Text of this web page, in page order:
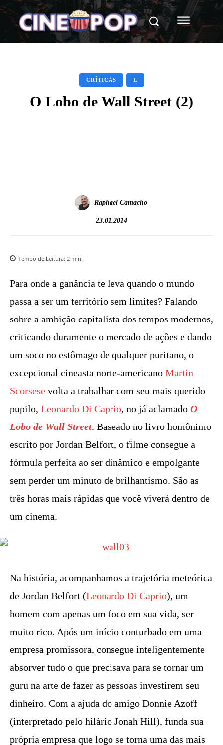
CRÍTICAS L
O Lobo de Wall Street (2)
Raphael Camacho
23.01.2014
Tempo de Leitura: 2 min.
Para onde a ganância te leva quando o mundo
passa a ser um território sem limites? Falando
sobre a ambição capitalista dos tempos modernos,
criticando duramente o mercado de ações e dando
um soco no estômago de qualquer puritano, o
excepcional cineasta norte-americano Martin
Scorsese volta a trabalhar com seu mais querido
pupilo, Leonardo Di Caprio, no já aclamado O
Lobo de Wall Street. Baseado no livro homônimo
escrito por Jordan Belfort, o filme consegue a
fórmula perfeita ao ser dinâmico e empolgante
sem perder um minuto de brilhantismo. São as
três horas mais rápidas que você viverá dentro de
um cinema.
Na história, acompanhamos a trajetória meteórica
de Jordan Belfort (Leonardo Di Caprio), um
homem com apenas um foco em sua vida, ser
muito rico. Após um início conturbado em uma
empresa promissora, consegue inteligentemente
absorver tudo o que precisava para se tornar um
guru na arte de fazer as pessoas investirem seu
dinheiro. Com a ajuda do amigo Donnie Azoff
(interpretado pelo hilário Jonah Hill), funda sua
própria empresa que logo se torna uma das mais